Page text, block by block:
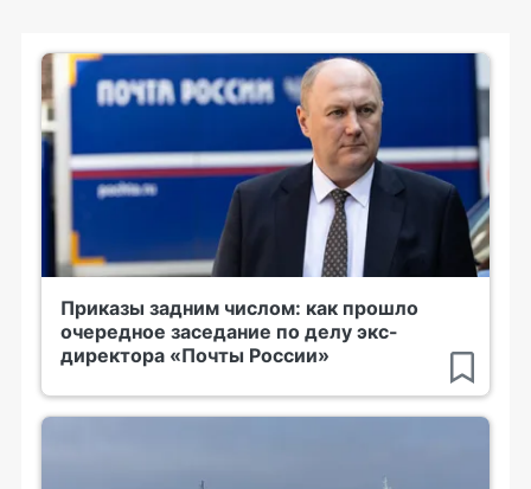
Приказы задним числом: как прошло
очередное заседание по делу экс-
директора «Почты России»